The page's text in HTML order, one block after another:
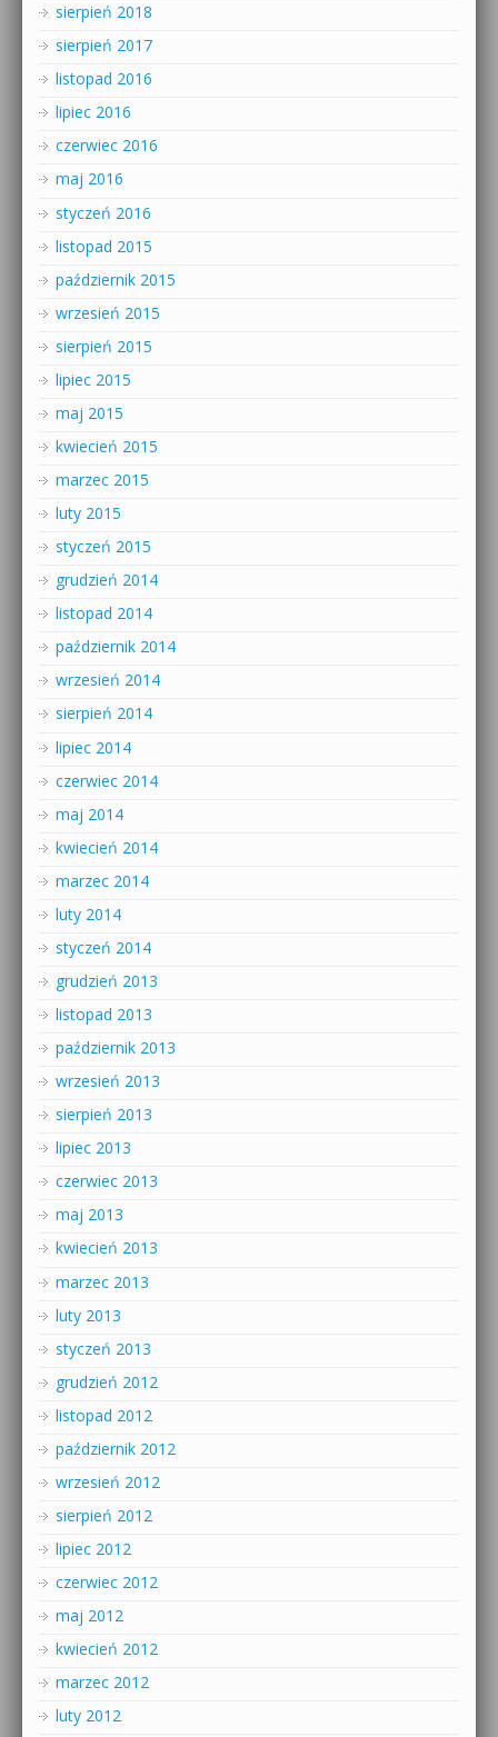
sierpień 2018
sierpień 2017
listopad 2016
lipiec 2016
czerwiec 2016
maj 2016
styczeń 2016
listopad 2015
październik 2015
wrzesień 2015
sierpień 2015
lipiec 2015
maj 2015
kwiecień 2015
marzec 2015
luty 2015
styczeń 2015
grudzień 2014
listopad 2014
październik 2014
wrzesień 2014
sierpień 2014
lipiec 2014
czerwiec 2014
maj 2014
kwiecień 2014
marzec 2014
luty 2014
styczeń 2014
grudzień 2013
listopad 2013
październik 2013
wrzesień 2013
sierpień 2013
lipiec 2013
czerwiec 2013
maj 2013
kwiecień 2013
marzec 2013
luty 2013
styczeń 2013
grudzień 2012
listopad 2012
październik 2012
wrzesień 2012
sierpień 2012
lipiec 2012
czerwiec 2012
maj 2012
kwiecień 2012
marzec 2012
luty 2012